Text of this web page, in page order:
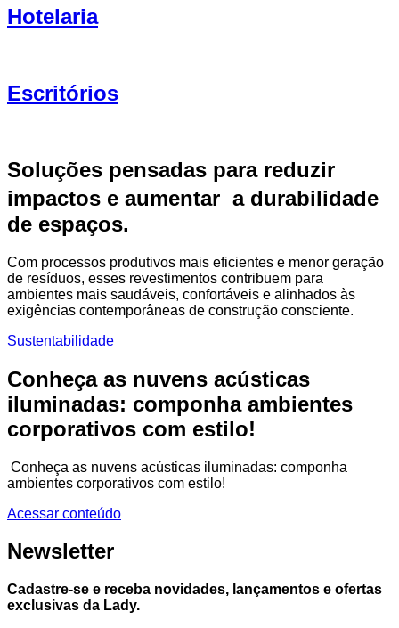
Hotelaria
Escritórios
Soluções pensadas para reduzir
impactos e aumentar a durabilidade
de espaços.
Com processos produtivos mais eficientes e menor geração
de resíduos, esses revestimentos contribuem para
ambientes mais saudáveis, confortáveis e alinhados às
exigências contemporâneas de construção consciente.
Sustentabilidade
Conheça as nuvens acústicas
iluminadas: componha ambientes
corporativos com estilo!
Conheça as nuvens acústicas iluminadas: componha
ambientes corporativos com estilo!
Acessar conteúdo
Newsletter
Cadastre-se e receba novidades, lançamentos e ofertas
exclusivas da Lady.